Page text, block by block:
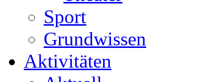
Sport
Grundwissen
Aktivitäten